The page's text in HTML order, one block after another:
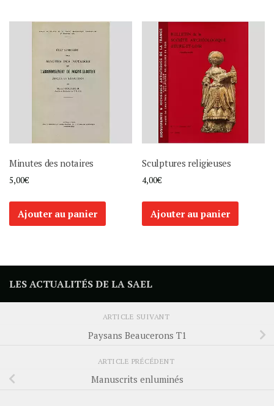
Minutes des notaires
5,00€
Ajouter au panier
Sculptures religieuses
4,00€
Ajouter au panier
LES ACTUALITÉS DE LA SAEL
ARTICLE SUIVANT
Paysans Beaucerons T1
ARTICLE PRÉCÉDENT
Manuscrits enluminés